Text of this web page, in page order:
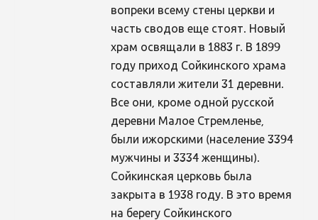
вопреки всему стены церкви и
часть сводов еще стоят. Новый
храм освящали в 1883 г. В 1899
году приход Сойкинского храма
составляли жители 31 деревни.
Все они, кроме одной русской
деревни Малое Стремленье,
были ижорскими (население 3394
мужчины и 3334 женщины).
Сойкинская церковь была
закрыта в 1938 году. В это время
на берегу Сойкинского